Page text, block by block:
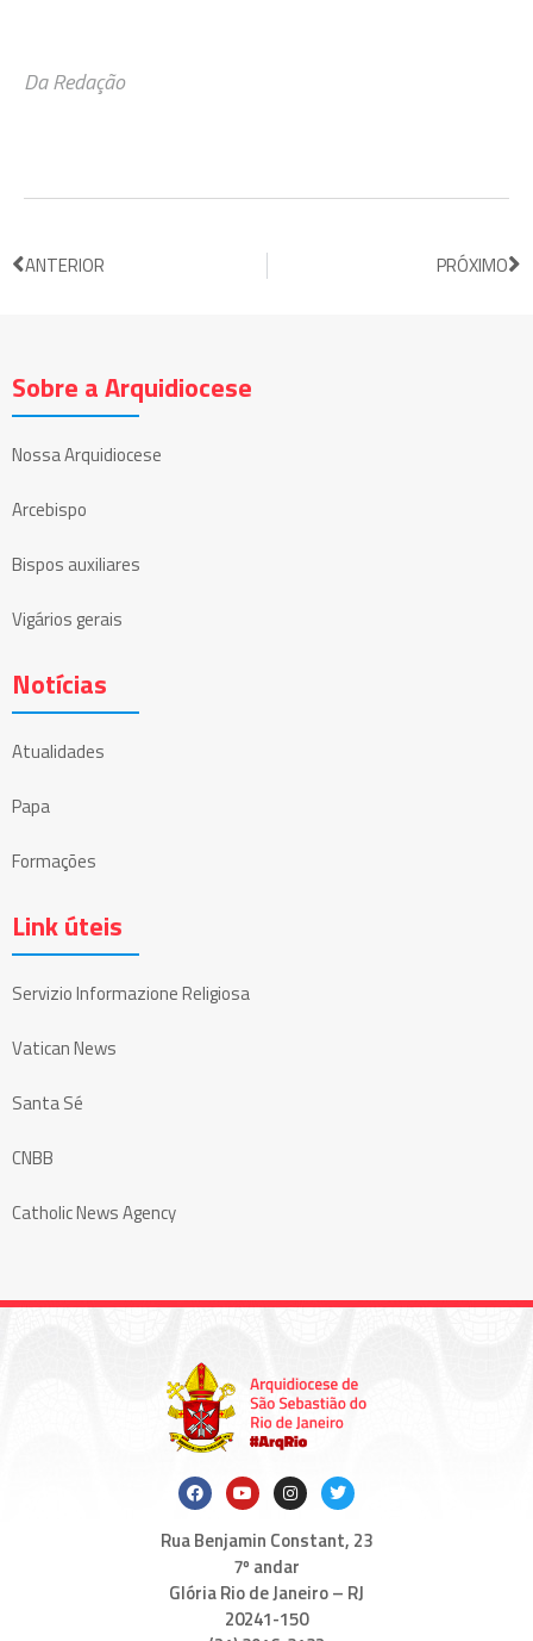
Da Redação
ANTERIOR PRÓXIMO
Sobre a Arquidiocese
Nossa Arquidiocese
Arcebispo
Bispos auxiliares
Vigários gerais
Notícias
Atualidades
Papa
Formações
Link úteis
Servizio Informazione Religiosa
Vatican News
Santa Sé
CNBB
Catholic News Agency
Rua Benjamin Constant, 23
7º andar
Glória Rio de Janeiro – RJ
20241-150